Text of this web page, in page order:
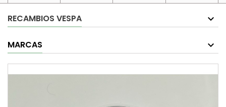
RECAMBIOS VESPA
MARCAS